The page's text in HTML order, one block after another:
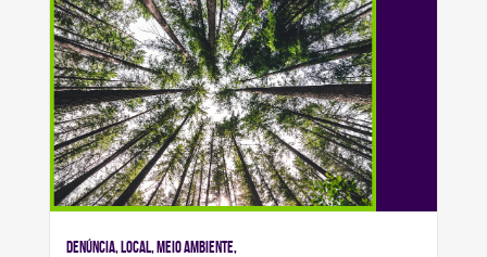
Denúncia, Local, Meio Ambiente,